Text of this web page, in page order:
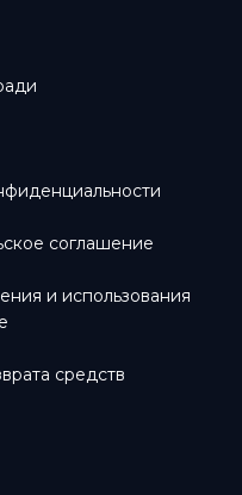
соглашение
и использования
средств